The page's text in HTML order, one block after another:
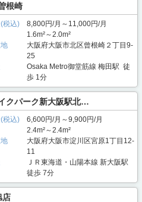
根崎
税込)
8,800円/月～11,000円/月
1.6m²～2.0m²
大阪府大阪市北区曾根崎２丁目9-
25
Osaka Metro御堂筋線 梅田駅 徒
歩 1分
クパーク新大阪駅北…
税込)
6,600円/月～9,900円/月
2.4m²～2.4m²
大阪府大阪市淀川区宮原1丁目12-
11
ＪＲ東海道・山陽本線 新大阪駅
徒歩 7分
店